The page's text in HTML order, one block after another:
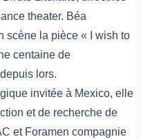
theater. Béa
scène la pièce « I wish to
centaine de
lors.
invitée à Mexico, elle
et de recherche de
et Foramen compagnie